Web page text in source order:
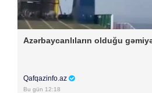
Azərbaycanlıların olduğu
Qafqazinfo.az
Bu gün 12:18